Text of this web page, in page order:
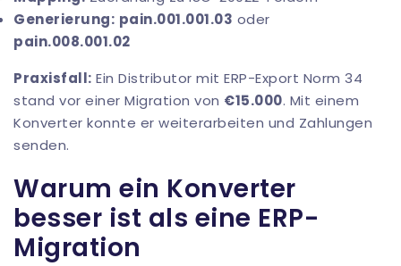
Generierung: pain.001.001.03 oder
pain.008.001.02
Praxisfall: Ein Distributor mit ERP-Export Norm 34
stand vor einer Migration von €15.000. Mit einem
Konverter konnte er weiterarbeiten und Zahlungen
senden.
Warum ein Konverter
besser ist als eine ERP-
Migration